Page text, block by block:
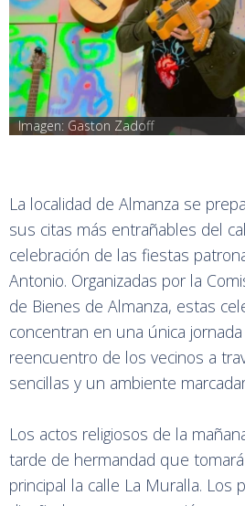
Imagen: Gaston Zadoff
La localidad de Almanza se
sus citas más entrañables del
celebración de las fiestas
Antonio. Organizadas por la
de Bienes de Almanza, estas
concentran en una única
reencuentro de los vecinos a
sencillas y un ambiente
Los actos religiosos de la
tarde de hermandad que
principal la calle La Muralla. Los